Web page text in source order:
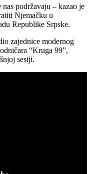
podržavaju – kazao je
Njemačku u
Republike Srpske.
zajednice modernog
“Kruga 99”,
sesiji.